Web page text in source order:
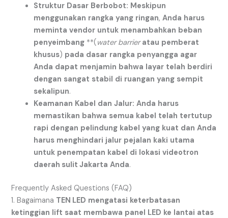
Struktur Dasar Berbobot: Meskipun
menggunakan rangka yang ringan,Anda harus
meminta vendor untuk menambahkan beban
penyeimbang **( water barrier atau pemberat
khusus) pada dasar rangka penyangga agar
Anda dapat menjamin bahwa layar telah berdiri
dengan sangat stabil di ruangan yang sempit
sekalipun.
Keamanan Kabel dan Jalur: Anda harus
memastikan bahwa semua kabel telah tertutup
rapi dengan pelindung kabel yang kuat dan Anda
harus menghindari jalur pejalan kaki utama
untuk penempatan kabel di lokasi videotron
daerah sulit Jakarta Anda.
Frequently Asked Questions (FAQ)
1. Bagaimana TEN LED mengatasi keterbatasan
ketinggian lift saat membawa panel LED ke lantai atas